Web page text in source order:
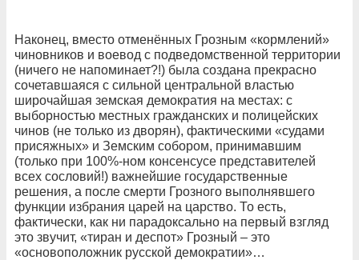
Наконец, вместо отменённых Грозным «кормлений»
чиновников и воевод с подведомственной территории
(ничего не напоминает?!) была создана прекрасно
сочетавшаяся с сильной центральной властью
широчайшая земская демократия на местах: с
выборностью местных гражданских и полицейских
чинов (не только из дворян), фактическими «судами
присяжных» и Земским собором, принимавшим
(только при 100%-ном консенсусе представителей
всех сословий!) важнейшие государственные
решения, а после смерти Грозного выполнявшего
функции избрания царей на царство. То есть,
фактически, как ни парадоксально на первый взгляд
это звучит, «тиран и деспот» Грозный – это
«основоположник русской демократии»…